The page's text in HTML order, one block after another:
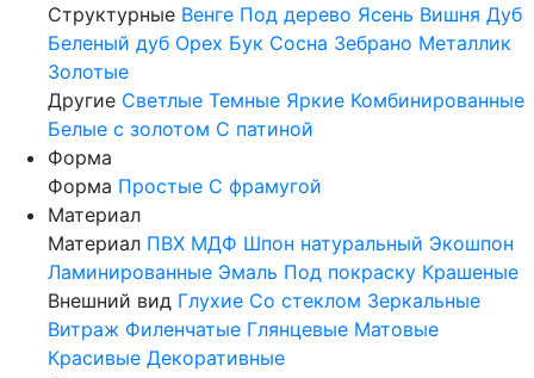
Структурные Венге Под дерево Ясень Вишня Дуб
Беленый дуб Орех Бук Сосна Зебрано Металлик
Золотые
Другие Светлые Темные Яркие Комбинированные
Белые с золотом С патиной
Форма
Форма Простые С фрамугой
Материал
Материал ПВХ МДФ Шпон натуральный Экошпон
Ламинированные Эмаль Под покраску Крашеные
Внешний вид Глухие Со стеклом Зеркальные
Витраж Филенчатые Глянцевые Матовые
Красивые Декоративные